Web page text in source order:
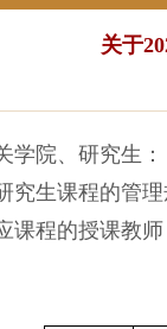
关于
学院、研究生：
究生课程的管
课程的授课教